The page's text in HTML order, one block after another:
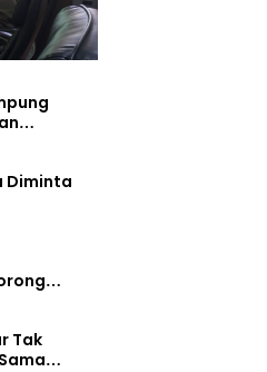
Diminta
Tak